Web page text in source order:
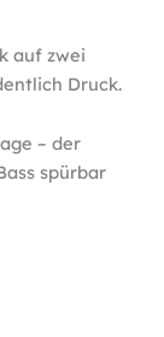
auf zwei
Druck.
– der
spürbar